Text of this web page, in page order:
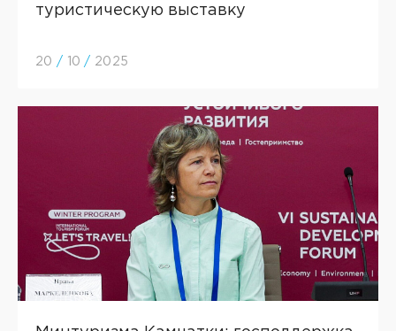
туристическую выставку
20 / 10 / 2025